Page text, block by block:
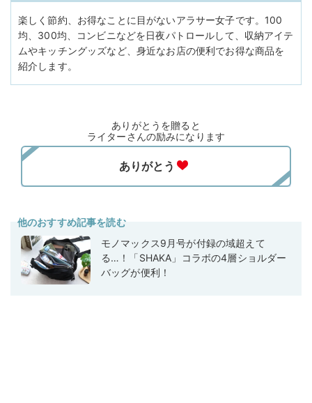
楽しく節約、お得なことに目がないアラサー女子です。100
均、300均、コンビニなどを日夜パトロールして、収納アイテ
ムやキッチングッズなど、身近なお店の便利でお得な商品を
紹介します。
ありがとうを贈ると
ライターさんの励みになります
他のおすすめ記事を読む
モノマックス9月号が付録の域超えて
る…！「SHAKA」コラボの4層ショルダー
バッグが便利！